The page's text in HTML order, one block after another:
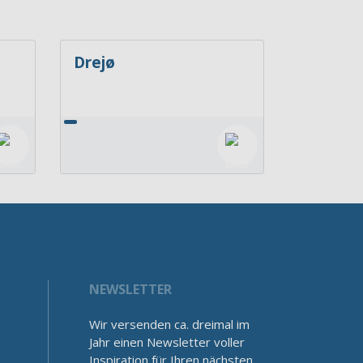
Drejø
NEWSLETTER
Wir versenden ca. dreimal im
Jahr einen Newsletter voller
Inspiration für Ihren nächsten